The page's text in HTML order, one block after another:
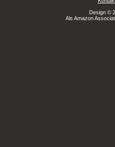
Design ©
Als Amazon